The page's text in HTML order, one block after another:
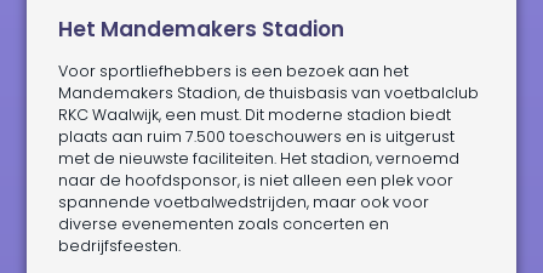
Het Mandemakers Stadion
Voor sportliefhebbers is een bezoek aan het
Mandemakers Stadion, de thuisbasis van voetbalclub
RKC Waalwijk, een must. Dit moderne stadion biedt
plaats aan ruim 7.500 toeschouwers en is uitgerust
met de nieuwste faciliteiten. Het stadion, vernoemd
naar de hoofdsponsor, is niet alleen een plek voor
spannende voetbalwedstrijden, maar ook voor
diverse evenementen zoals concerten en
bedrijfsfeesten.